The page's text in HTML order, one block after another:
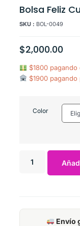
Bolsa Feliz
SKU : BOL-0049
$2,000.00
$1800
$1900
Color
Envío